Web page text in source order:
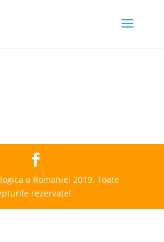
a Romaniei 2019. Toate
rezervate!